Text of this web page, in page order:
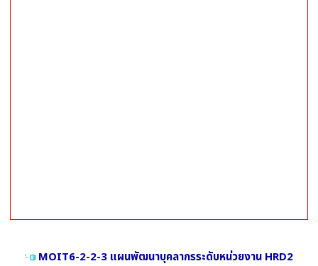
MOIT6-2-2-3 แผนพัฒนาบุคลากรระดับหน่วยงาน HRD2